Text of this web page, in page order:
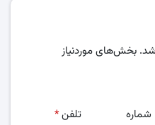
بخش‌های موردنیاز
شماره
تلفن*